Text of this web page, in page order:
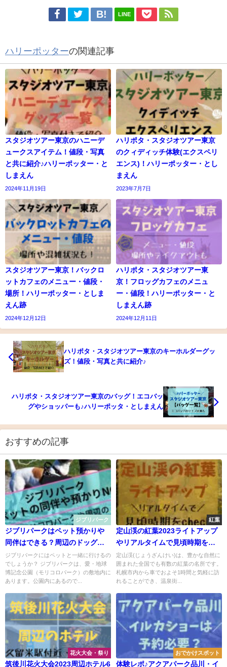
LINE
ハリーポッターの関連記事
スタジオツアー東京のハニーデ
ュークスアイテム！値段・写真
と共に紹介♪ハリーポッター・と
しまえん
2024年11月19日
ハリポタ・スタジオツアー東京
のクィディッチ体験(エクスペリ
エンス)！ハリーポッター・とし
まえん
2023年7月7日
スタジオツアー東京！バックロ
ットカフェのメニュー・値段・
場所！ハリーポッター・としま
えん跡
2024年12月12日
ハリポタ・スタジオツアー東
京！フロッグカフェのメニュ
ー・値段！ハリーポッター・と
しまえん跡
2024年12月11日
ハリポタ・スタジオツアー東京のキーホルダーグッ
ズ！値段・写真と共に紹介♪
ハリポタ・スタジオツアー東京のバッグ！エコバッ
グやショッパーも♪ハリーポッタ・としまえん
おすすめの記事
ジブリパーク
ジブリパークはペット預かりや
同伴はできる？周辺のドッグラ
ンやカフェ情報も
ジブリパークにはペットと一緒に行けるの
でしょうか？ ジブリパークは、愛・地球
博記念公園（モリコロパーク）の敷地内に
あります。公園内にあるので...
紅葉
定山渓の紅葉2023ライトアップ
やリアルタイムで見頃時期をチ
ェック！
定山渓(じょうざんけい)は、豊かな自然に
囲まれた全国でも有数の紅葉の名所です。
札幌市内から車でおよそ1時間と気軽に訪
れることができ、温泉街...
花火大会・祭り
筑後川花火大会2023周辺ホテル6
おでかけスポット
体験レポ♪アクアパーク品川・イ